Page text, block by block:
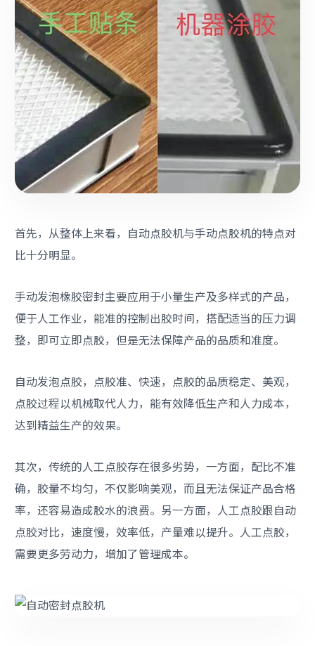
首先，从整体上来看，自动点胶机与手动点胶机的特点对
比十分明显。
手动发泡橡胶密封主要应用于小量生产及多样式的产品，
便于人工作业，能准的控制出胶时间，搭配适当的压力调
整，即可立即点胶，但是无法保障产品的品质和准度。
自动发泡点胶，点胶准、快速，点胶的品质稳定、美观，
点胶过程以机械取代人力，能有效降低生产和人力成本，
达到精益生产的效果。
其次，传统的人工点胶存在很多劣势，一方面，配比不准
确，胶量不均匀，不仅影响美观，而且无法保证产品合格
率，还容易造成胶水的浪费。另一方面，人工点胶跟自动
点胶对比，速度慢，效率低，产量难以提升。人工点胶，
需要更多劳动力，增加了管理成本。